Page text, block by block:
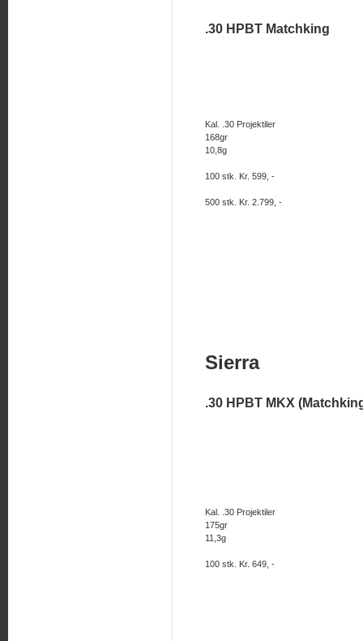
.30 HPBT Matchking
Kal. .30 Projektiler
168gr
10,8g
100 stk. Kr. 599, -
500 stk. Kr. 2.799, -
Sierra
.30 HPBT MKX
Kal. .30 Projektiler
175gr
11,3g
100 stk. Kr. 649, -